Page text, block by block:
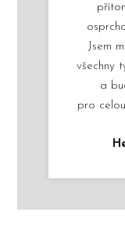
Jsem
všechny
a
pro